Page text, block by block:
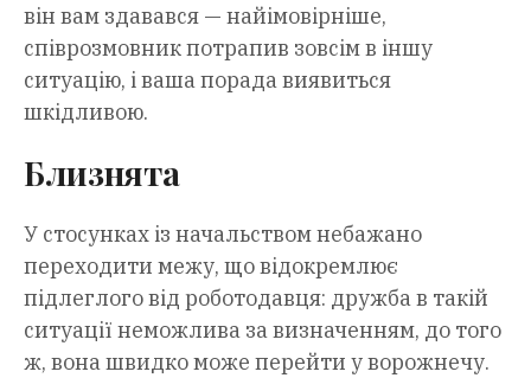
він вам здавався — найімовірніше,
співрозмовник потрапив зовсім в іншу
ситуацію, і ваша порада виявиться
шкідливою.
Близнята
У стосунках із начальством небажано
переходити межу, що відокремлює
підлеглого від роботодавця: дружба в такій
ситуації неможлива за визначенням, до того
ж, вона швидко може перейти у ворожнечу.